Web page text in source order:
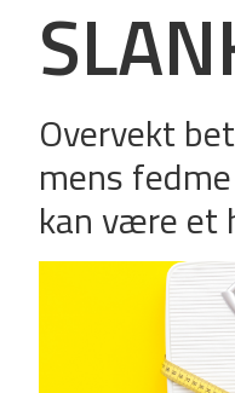
Overvekt
mens
kan være et